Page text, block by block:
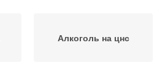
Алкоголь на цнс